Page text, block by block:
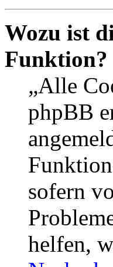
Wozu ist
Funktion?
„Alle
phpBB
sofern
helfen,